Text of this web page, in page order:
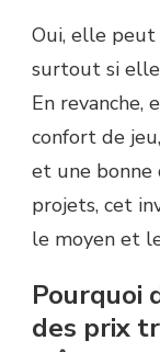
Oui, elle
surtout si elle
En
confort de
et une bonne
projets, cet
le moyen et
Pourquoi
des prix